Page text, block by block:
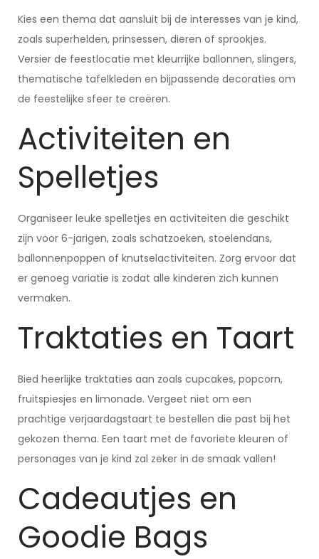
Kies een thema dat aansluit bij de interesses van je kind,
zoals superhelden, prinsessen, dieren of sprookjes.
Versier de feestlocatie met kleurrijke ballonnen, slingers,
thematische tafelkleden en bijpassende decoraties om
de feestelijke sfeer te creëren.
Activiteiten en
Spelletjes
Organiseer leuke spelletjes en activiteiten die geschikt
zijn voor 6-jarigen, zoals schatzoeken, stoelendans,
ballonnenpoppen of knutselactiviteiten. Zorg ervoor dat
er genoeg variatie is zodat alle kinderen zich kunnen
vermaken.
Traktaties en Taart
Bied heerlijke traktaties aan zoals cupcakes, popcorn,
fruitspiesjes en limonade. Vergeet niet om een
prachtige verjaardagstaart te bestellen die past bij het
gekozen thema. Een taart met de favoriete kleuren of
personages van je kind zal zeker in de smaak vallen!
Cadeautjes en
Goodie Bags